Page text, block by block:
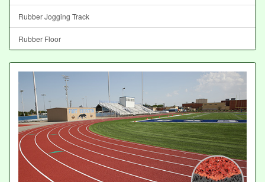
Rubber Jogging Track
Rubber Floor